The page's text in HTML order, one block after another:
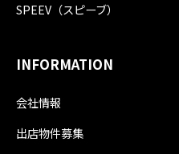
SPEEV（スピーブ）
INFORMATION
会社情報
出店物件募集